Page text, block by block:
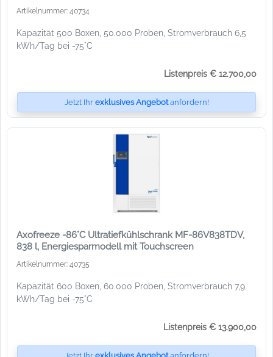
Artikelnummer: 40734
Kapazität 500 Boxen, 50.000 Proben, Stromverbrauch 6,5
kWh/Tag bei -75°C
Listenpreis € 12.700,00
Jetzt Ihr exklusives Angebotanfordern!
Axofreeze -86°C Ultratiefkühlschrank MF-86V838TDV,
838 l, Energiesparmodell mit Touchscreen
Artikelnummer: 40735
Kapazität 600 Boxen, 60.000 Proben, Stromverbrauch 7,9
kWh/Tag bei -75°C
Listenpreis € 13.900,00